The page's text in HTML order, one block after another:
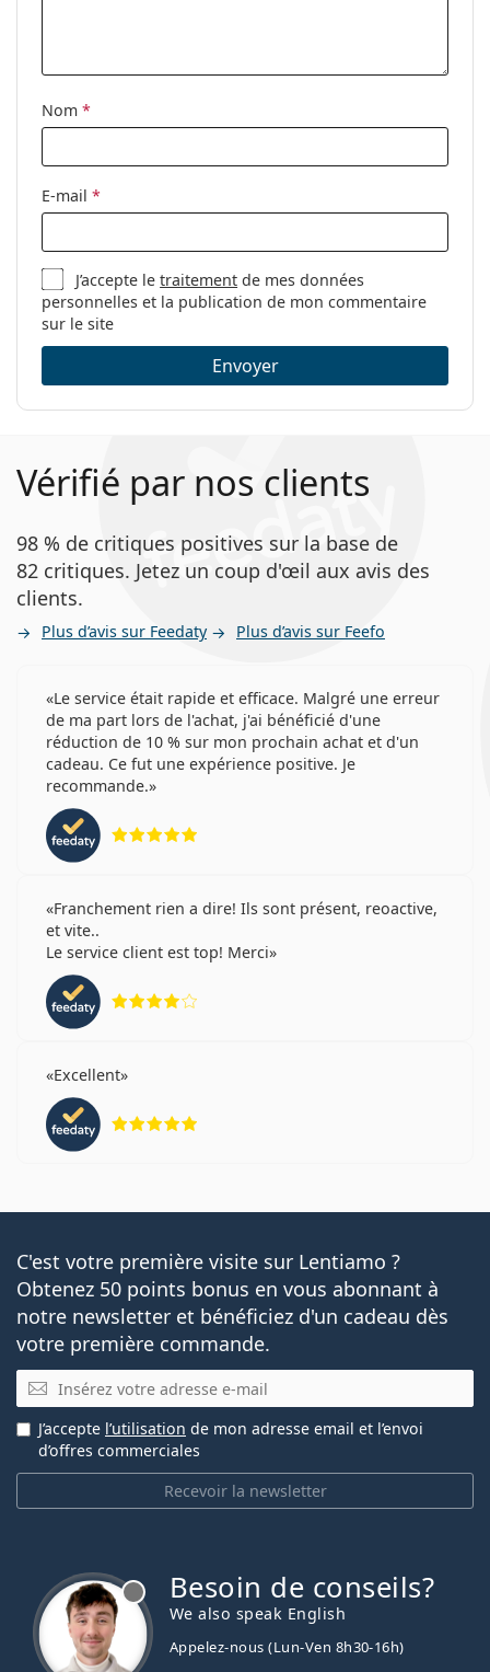
lunettessi vous avez besoin d'aide pour choisir.
Ceci est un dispositif médical. Lisez le mode d'emploi
avant l'utilisation.
Nom *
E-mail *
J’accepte letraitement de mes données
personnelles et la publication de mon commentaire
sur le site
Envoyer
Vérifié par nos clients
98 % de critiques positives sur la base de
82 critiques. Jetez un coup d'œil aux avis des
clients.
Plus d’avis sur Feedaty Plus d’avis sur Feefo
Le service était rapide et efficace. Malgré une erreur
de ma part lors de l'achat, j'ai bénéficié d'une
réduction de 10 % sur mon prochain achat et d'un
cadeau. Ce fut une expérience positive. Je
recommande.
Franchement rien a dire! Ils sont présent, reoactive,
et vite..
Le service client est top! Merci
Excellent
C'est votre première visite sur Lentiamo ?
Obtenez 50 points bonus en vous abonnant à
notre newsletter et bénéficiez d'un cadeau dès
votre première commande.
E-mail
Recevoir la newsletter
J’accepte l’utilisation de mon adresse email et l’envoi
d’offres commerciales
Besoin de conseils?
We also speak English
Appelez-nous (Lun-Ven 8h30-16h)